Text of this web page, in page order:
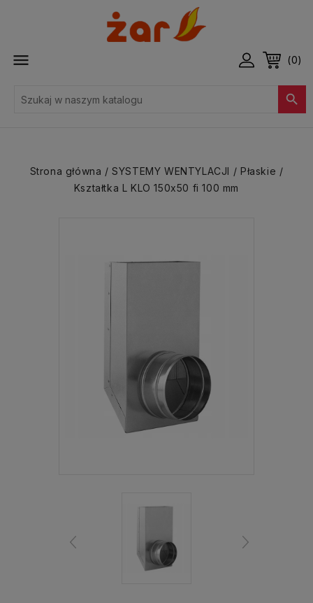
 (0)

Strona główna SYSTEMY WENTYLACJI
Płaskie
Kształtka L KLO 150x50 fi 100 mm